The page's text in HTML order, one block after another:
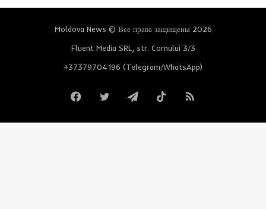
Moldova News © Все права защищены 2026
Fluent Media SRL, str. Cornului 3/3
+37379704196 (Telegram/WhatsApp)
FacebookTwitterTelegramTikTokRSS